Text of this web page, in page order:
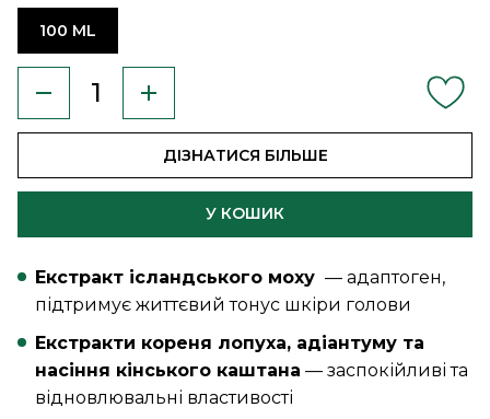
100 ML
У КОШИК
ДІЗНАТИСЯ БІЛЬШЕ
Екстракт ісландського моху — адаптоген,
підтримує життєвий тонус шкіри голови
Екстракти кореня лопуха, адіантуму та
насіння кінського каштана — заспокійливі та
відновлювальні властивості